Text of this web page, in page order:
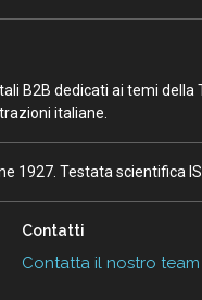
B2B dedicati ai temi
italiane.
1927. Testata scientifica
Contatti
Contatta il nostro